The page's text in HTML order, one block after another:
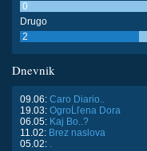
0
Drugo
2
Dnevnik
09.06: Caro Diario..
19.03: OgroĹľena Dora
06.05: Kaj Bo..?
11.02: Brez naslova
05.02: .